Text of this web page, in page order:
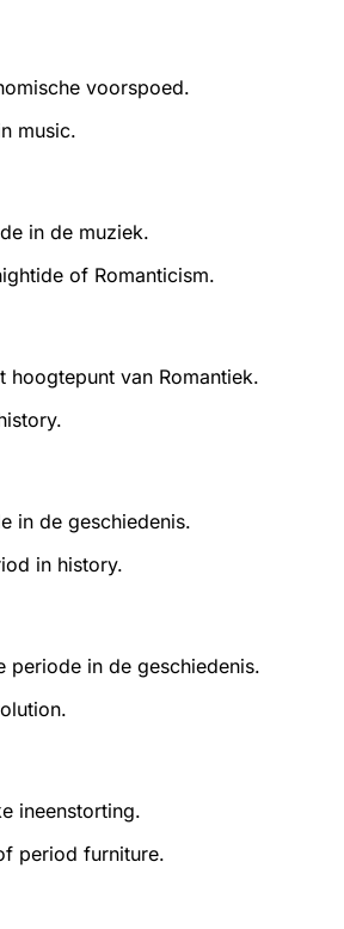
voorspoed.
music.
in de muziek.
of Romanticism.
hoogtepunt van Romantiek.
in de geschiedenis.
in history.
periode in de geschiedenis.
ineenstorting.
period furniture.